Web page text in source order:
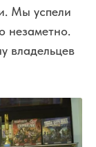
Мы успели
незаметно.
владельцев